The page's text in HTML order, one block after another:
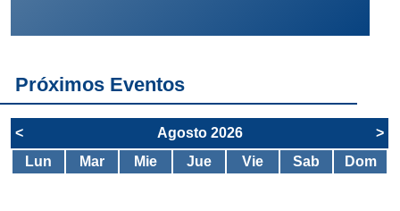
Próximos Eventos
< Agosto 2026
>
Lun
Mar Mie Jue Vie Sab Dom